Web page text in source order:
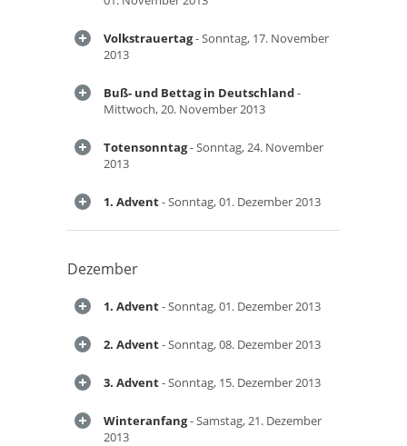
Volkstrauertag- Sonntag, 17. November
2013
Buß- und Bettag in Deutschland-
Mittwoch, 20. November 2013
Totensonntag- Sonntag, 24. November
2013
1. Advent- Sonntag, 01. Dezember 2013
Dezember
1. Advent- Sonntag, 01. Dezember 2013
2. Advent- Sonntag, 08. Dezember 2013
3. Advent- Sonntag, 15. Dezember 2013
Winteranfang- Samstag, 21. Dezember
2013